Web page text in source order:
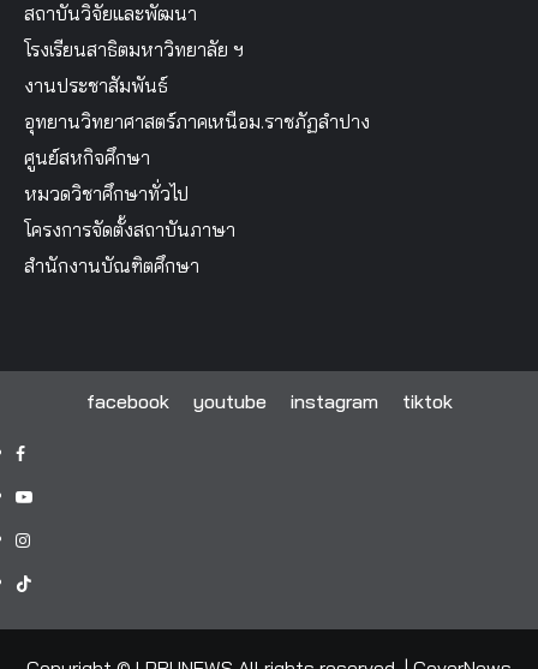
สถาบันวิจัยและพัฒนา
โรงเรียนสาธิตมหาวิทยาลัย ฯ
งานประชาสัมพันธ์
อุทยานวิทยาศาสตร์ภาคเหนือม.ราชภัฏลำปาง
ศูนย์สหกิจศึกษา
หมวดวิชาศึกษาทั่วไป
โครงการจัดตั้งสถาบันภาษา
สำนักงานบัณฑิตศึกษา
facebook youtube instagram tiktok
facebook
youtube
instagram
tiktok